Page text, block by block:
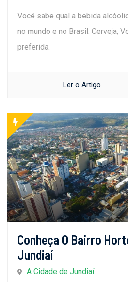
Você sabe qual a bebida
no mundo e no Brasil. Cerveja,
preferida.
Ler o Artigo
Conheça O Bairro
Jundiaí
A Cidade de Jundiaí